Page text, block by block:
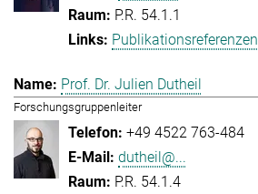
P.R. 54.1.1
Publikationsreferenzen
Prof. Dr. Julien Dutheil
Forschungsgruppenleiter
+49 4522 763-484
dutheil@...
P.R. 54.1.4